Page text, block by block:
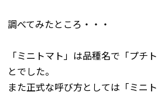
調べてみたところ・・・
「ミニトマト」は品種名で「プチ
とでした。
また正式な呼び方としては「ミニ